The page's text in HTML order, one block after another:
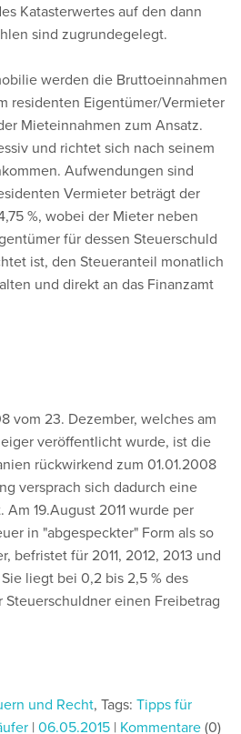
Katasterwertes auf den dann
sind zugrundegelegt.
werden die Bruttoeinnahmen
residenten Eigentümer/Vermieter
Mieteinnahmen zum Ansatz.
und richtet sich nach seinem
Aufwendungen sind
Vermieter beträgt der
%, wobei der Mieter neben
für dessen Steuerschuld
ist, den Steueranteil monatlich
und direkt an das Finanzamt
vom 23. Dezember, welches am
veröffentlicht wurde, ist die
rückwirkend zum 01.01.2008
versprach sich dadurch eine
19.August 2011 wurde per
in "abgespeckter" Form als so
befristet für 2011, 2012, 2013 und
liegt bei 0,2 bis 2,5 % des
einen Freibetrag
und Recht, Tags: Tipps für
| 06.05.2015 | Kommentare (0)